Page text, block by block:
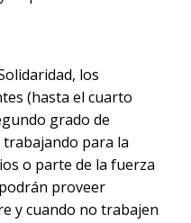
los
(hasta el cuarto
grado de
para la
o parte de la fuerza
proveer
y cuando no trabajen